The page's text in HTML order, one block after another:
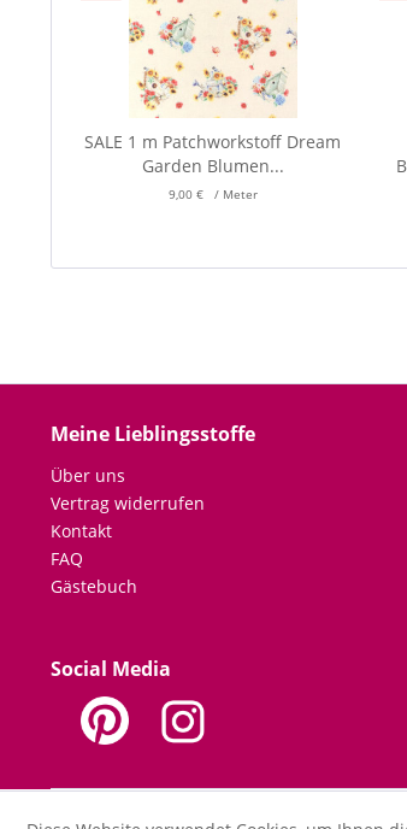
SALE 1 m Patchworkstoff Dream
Garden Blumen...
9,00 € / Meter
Meine Lieblingsstoffe
Über uns
Vertrag widerrufen
Kontakt
FAQ
Gästebuch
Social Media